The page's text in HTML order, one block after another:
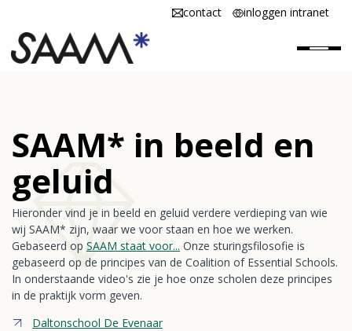
contact inloggen intranet
SAAM* is
SAAM* werken
SAAM* scholen
Vacatures
SAAM* in beeld en
geluid
Hieronder vind je in beeld en geluid verdere verdieping van wie
wij SAAM* zijn, waar we voor staan en hoe we werken.
Gebaseerd op SAAM staat voor... Onze sturingsfilosofie is
gebaseerd op de principes van de Coalition of Essential Schools.
In onderstaande video's zie je hoe onze scholen deze principes
in de praktijk vorm geven.
Daltonschool De Evenaar